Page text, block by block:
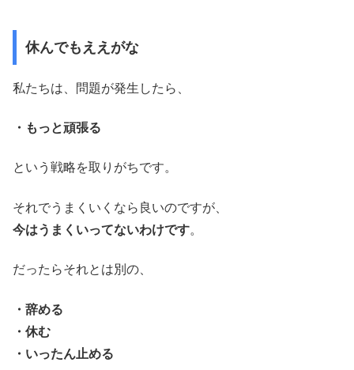
休んでもええがな
私たちは、問題が発生したら、
・もっと頑張る
という戦略を取りがちです。
それでうまくいくなら良いのですが、
今はうまくいってないわけです。
だったらそれとは別の、
・辞める
・休む
・いったん止める